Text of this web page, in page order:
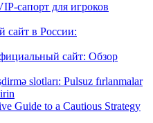
сапорт для игроков
сайт в России:
сайт: Обзор
slotları: Pulsuz fırlanmalar
Guide to a Cautious Strategy